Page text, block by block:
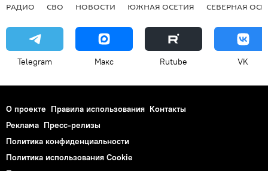
РАДИО СВО НОВОСТИ ЮЖНАЯ ОСЕТИЯ СЕВЕРНАЯ
Telegram Макс Rutube VK
О проекте Правила использования Контакты
Реклама Пресс-релизы
Политика конфиденциальности
Политика использования Cookie